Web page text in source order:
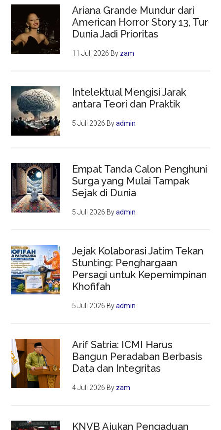
Ariana Grande Mundur dari
American Horror Story 13, Tur
Dunia Jadi Prioritas
11 Juli 2026 By zam
Intelektual Mengisi Jarak
antara Teori dan Praktik
5 Juli 2026 Byadmin
Empat Tanda Calon Penghuni
Surga yang Mulai Tampak
Sejak di Dunia
5 Juli 2026 Byadmin
Jejak Kolaborasi Jatim Tekan
Stunting: Penghargaan
Persagi untuk Kepemimpinan
Khofifah
5 Juli 2026 Byadmin
Arif Satria: ICMI Harus
Bangun Peradaban Berbasis
Data dan Integritas
4 Juli 2026 By zam
KNVB Ajukan Pengaduan